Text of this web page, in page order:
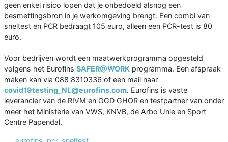
geen enkel risico lopen dat je onbedoeld alsnog een
besmettingsbron in je werkomgeving brengt. Een combi van
sneltest en PCR bedraagt 105 euro, alleen een PCR-test is 80
euro.
Voor bedrijven wordt een maatwerkprogramma opgesteld
volgens het Eurofins SAFER@WORK programma. Een afspraak
maken kan via 088 8310336 of een mail naar
covid19testing_NL@eurofins.com. Eurofins is vaste
leverancier van de RIVM en GGD GHOR en testpartner van onder
meer het Ministerie van VWS, KNVB, de Arbo Unie en Sport
Centre Papendal.